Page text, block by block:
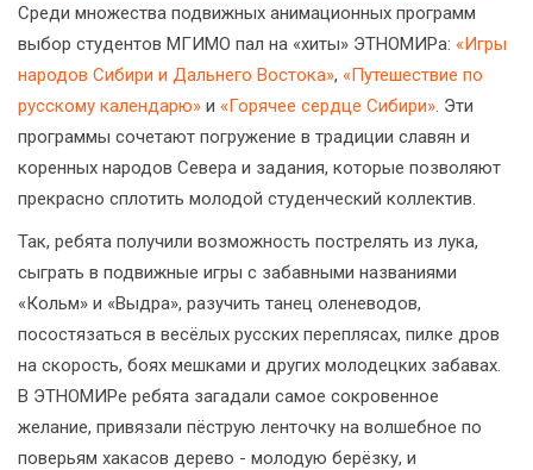
Среди множества подвижных анимационных программ
выбор студентов МГИМО пал на «хиты» ЭТНОМИРа: «Игры
народов Сибири и Дальнего Востока», «Путешествие по
русскому календарю» и «Горячее сердце Сибири». Эти
программы сочетают погружение в традиции славян и
коренных народов Севера и задания, которые позволяют
прекрасно сплотить молодой студенческий коллектив.
Так, ребята получили возможность пострелять из лука,
сыграть в подвижные игры с забавными названиями
«Кольм» и «Выдра», разучить танец оленеводов,
посостязаться в весёлых русских переплясах, пилке дров
на скорость, боях мешками и других молодецких забавах.
В ЭТНОМИРе ребята загадали самое сокровенное
желание, привязали пёструю ленточку на волшебное по
поверьям хакасов дерево - молодую берёзку, и